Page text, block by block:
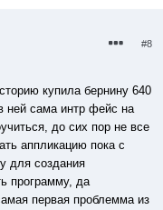
#8
купила бернину 640
ней сама интр фейс на
до сих пор не все
аппликацию пока с
для создания
программу, да
первая проблемма из